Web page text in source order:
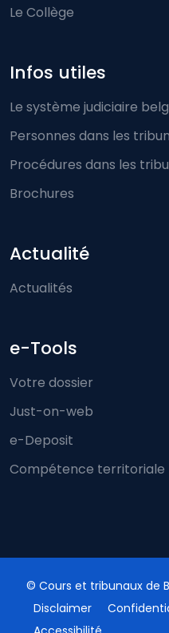
Le Collège
Infos utiles
Le système judiciaire
Personnes dans les
Procédures dans les
Brochures
Actualité
Actualités
e-Tools
Votre dossier
Just-on-web
e-Deposit
Compétence territoriale
© Cours et tribunaux de
Disclaimer